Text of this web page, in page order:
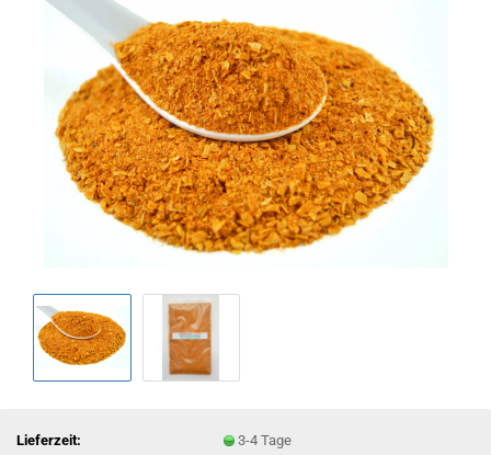
Lieferzeit:
3-4 Tage